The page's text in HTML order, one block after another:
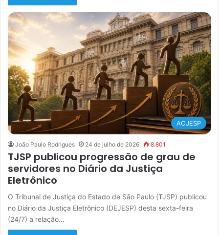
AOJESP
João Paulo Rodrigues 24 de julho de 2026 8.801
TJSP publicou progressão de grau de
servidores no Diário da Justiça
Eletrônico
O Tribunal de Justiça do Estado de São Paulo (TJSP) publicou
no Diário da Justiça Eletrônico (DEJESP) desta sexta-feira
(24/7) a relação…